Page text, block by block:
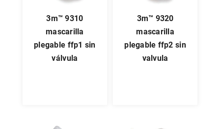
3m™ 9310
mascarilla
plegable ffp1 sin
válvula
3m™ 9320
mascarilla
plegable ffp2 sin
valvula